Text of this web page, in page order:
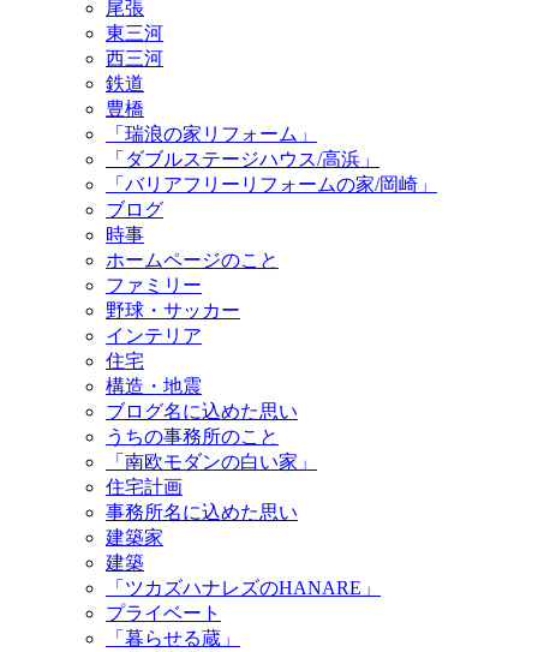
尾張
東三河
西三河
鉄道
豊橋
「瑞浪の家リフォーム」
「ダブルステージハウス/高浜」
「バリアフリーリフォームの家/岡崎」
ブログ
時事
ホームページのこと
ファミリー
野球・サッカー
インテリア
住宅
構造・地震
ブログ名に込めた思い
うちの事務所のこと
「南欧モダンの白い家」
住宅計画
事務所名に込めた思い
建築家
建築
「ツカズハナレズのHANARE」
プライベート
「暮らせる蔵」